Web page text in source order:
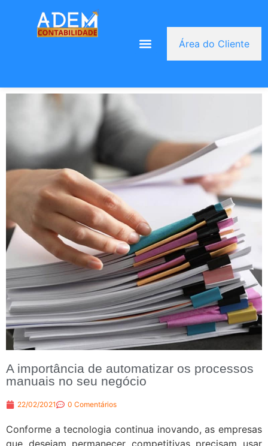
Área do Cliente
A importância de automatizar os processos
manuais no seu negócio
22/02/2021 0 Comentários
Conforme a tecnologia continua inovando, as empresas
que desejam permanecer competitivas precisam usar